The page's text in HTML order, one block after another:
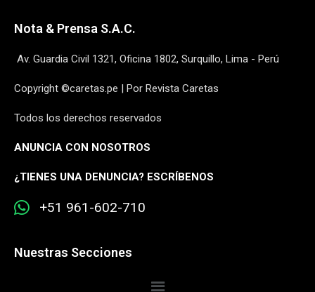
Nota & Prensa S.A.C.
Av. Guardia Civil 1321, Oficina 1802, Surquillo, Lima - Perú
Copyright ©caretas.pe | Por Revista Caretas
Todos los derechos reservados
ANUNCIA CON NOSOTROS
¿TIENES UNA DENUNCIA? ESCRÍBENOS
+51 961-602-710
Nuestras Secciones